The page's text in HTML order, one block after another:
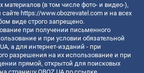
(в том числе фото- и видео-),
https://www.obozrevatel.com и на всех
виде строго запрещено.
при получении письменного
и при условии обязательной
а для интернет-изданий - при
разрешения на их использование и при
прямой, открытой для поисковых